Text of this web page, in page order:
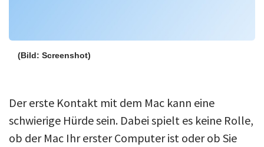
(Bild: Screenshot)
Der erste Kontakt mit dem Mac kann eine
schwierige Hürde sein. Dabei spielt es keine Rolle,
ob der Mac Ihr erster Computer ist oder ob Sie